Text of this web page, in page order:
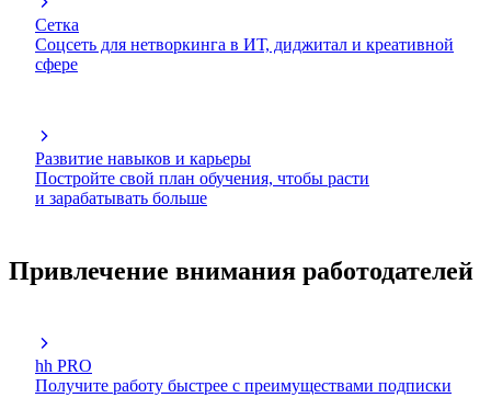
Сетка
Соцсеть для нетворкинга в ИТ, диджитал и креативной
сфере
Развитие навыков и карьеры
Постройте свой план обучения, чтобы расти
и зарабатывать больше
Привлечение внимания работодателей
hh PRO
Получите работу быстрее с преимуществами подписки